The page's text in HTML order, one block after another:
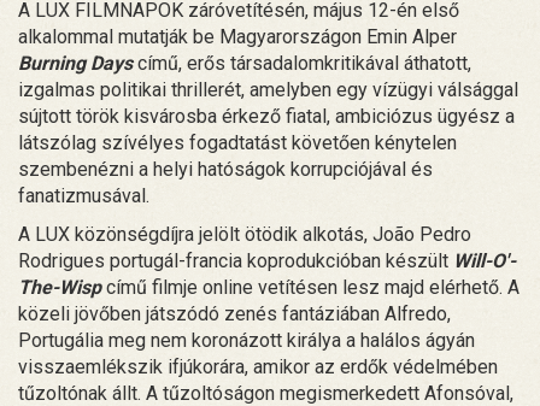
A LUX FILMNAPOK záróvetítésén, május 12-én első
alkalommal mutatják be Magyarországon Emin Alper
Burning Dayscímű, erős társadalomkritikával áthatott,
izgalmas politikai thrillerét, amelyben egy vízügyi válsággal
sújtott török kisvárosba érkező fiatal, ambiciózus ügyész a
látszólag szívélyes fogadtatást követően kénytelen
szembenézni a helyi hatóságok korrupciójával és
fanatizmusával.
A LUX közönségdíjra jelölt ötödik alkotás, João Pedro
Rodrigues portugál-francia koprodukcióban készült Will-O'-
The-Wispcímű filmje online vetítésen lesz majd elérhető. A
közeli jövőben játszódó zenés fantáziában Alfredo,
Portugália meg nem koronázott királya a halálos ágyán
visszaemlékszik ifjúkorára, amikor az erdők védelmében
tűzoltónak állt. A tűzoltóságon megismerkedett Afonsóval,